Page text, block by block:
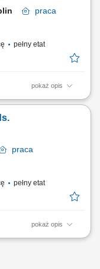
praca
pełny etat
pokaż opis
pozyskiwania
Kompleksowe
z wytycznymi
Uczelni oraz
praca
pełny etat
pokaż opis
będzie